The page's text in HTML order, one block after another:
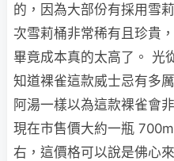
的，因為大部份有採用雪
次雪莉桶非常稀有且珍貴
畢竟成本真的太高了。 光
知道裸雀這款威士忌有多
阿湯一樣以為這款裸雀會
現在市售價大約一瓶
右，這價格可以說是佛心